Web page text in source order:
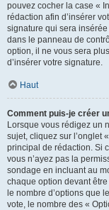
pouvez cocher la case «
rédaction afin d’insérer
signature qui sera
dans le panneau de
option, il ne vous sera
d’insérer votre signature.
Haut
Comment puis-je créer
Lorsque vous rédigez un
sujet, cliquez sur l’onglet
principal de rédaction. Si
vous n’ayez pas la
sondage en incluant au
chaque option devant
le nombre d’options que
vote, le nombre des «